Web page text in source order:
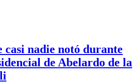
casi nadie notó durante
de Abelardo de la